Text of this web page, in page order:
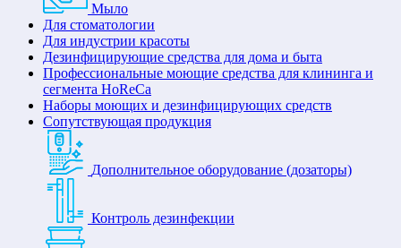
Мыло
Для стоматологии
Для индустрии красоты
Дезинфицирующие средства для дома и быта
Профессиональные моющие средства для клининга и
сегмента HoReCa
Наборы моющих и дезинфицирующих средств
Сопутствующая продукция
Дополнительное оборудование (дозаторы)
Контроль дезинфекции